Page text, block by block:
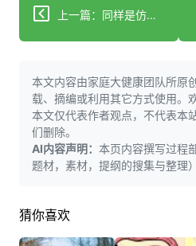
上一篇：同样是仿制药，中国为啥干不过印度？
本文内容由家庭大健康团队所原
载、摘编或利用其它方式使用。
本文仅代表作者观点，不代表本
们删除。
AI内容声明： 本页内容撰写过程
题材，素材，提纲的搜集与整理
猜你喜欢